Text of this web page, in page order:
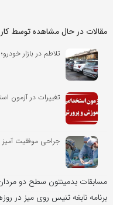
مقالات در حال مشاهده توسط
تلاطم در بازار
تغییرات در آزمون
جراحی موفقیت آمیز
مسابقات بدمینتون سطح دو
برنامه نابغه تنیس روی میز در